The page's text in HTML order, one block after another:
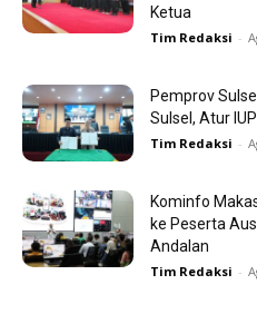
Ketua
Tim Redaksi -
Pemprov
Sulsel, Atur
Tim Redaksi -
Kominfo
ke Peserta
Andalan
Tim Redaksi -